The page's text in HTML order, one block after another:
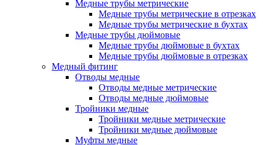
Медные трубы метрические
Медные трубы метрические в отрезках
Медные трубы метрические в бухтах
Медные трубы дюймовые
Медные трубы дюймовые в бухтах
Медные трубы дюймовые в отрезках
Медный фитинг
Отводы медные
Отводы медные метрические
Отводы медные дюймовые
Тройники медные
Тройники медные метрические
Тройники медные дюймовые
Муфты медные